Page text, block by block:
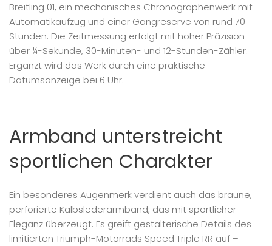
Breitling 01, ein mechanisches Chronographenwerk mit
Automatikaufzug und einer Gangreserve von rund 70
Stunden. Die Zeitmessung erfolgt mit hoher Präzision
über ¼-Sekunde, 30-Minuten- und 12-Stunden-Zähler.
Ergänzt wird das Werk durch eine praktische
Datumsanzeige bei 6 Uhr.
Armband unterstreicht
sportlichen Charakter
Ein besonderes Augenmerk verdient auch das braune,
perforierte Kalbslederarmband, das mit sportlicher
Eleganz überzeugt. Es greift gestalterische Details des
limitierten Triumph-Motorrads Speed Triple RR auf –